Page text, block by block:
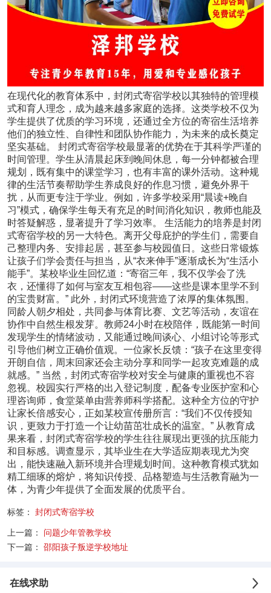
在现代化的教育体系中，封闭式寄宿学校以其独特的管理模
式和育人理念，成为越来越多家庭的选择。这类学校不仅为
学生提供了优质的学习环境，还通过全方位的寄宿生活培养
他们的独立性、自律性和团队协作能力，为未来的成长奠定
坚实基础。 封闭式寄宿学校最显著的优势在于其科学严谨的
时间管理。学生从清晨起床到晚间休息，每一分钟都被合理
规划，既有集中的课堂学习，也有丰富的课外活动。这种规
律的生活节奏帮助学生养成良好的作息习惯，避免外界干
扰，从而更专注于学业。例如，许多学校采用“晨读+晚自
习”模式，确保学生每天有充足的时间消化知识，教师也能及
时答疑解惑，显著提升了学习效率。 生活能力的培养是封闭
式寄宿学校的另一大特色。离开父母庇护的学生们，需要自
己整理内务、安排起居，甚至参与校园值日。这些日常锻炼
让孩子们学会责任与担当，从“衣来伸手”逐渐成长为“生活小
能手”。某校毕业生回忆道：“寄宿三年，我不仅学会了洗
衣，还懂得了如何与室友互相包容——这些是课本里学不到
的宝贵财富。” 此外，封闭式环境营造了浓厚的集体氛围。
同龄人朝夕相处，共同参与体育比赛、文艺等活动，友谊在
协作中自然生根发芽。教师24小时在校陪伴，既能第一时间
发现学生的情绪波动，又能通过晚间谈心、小组讨论等形式
引导他们树立正确价值观。一位家长反馈：“孩子在这里变得
开朗自信，周末回家还会主动分享和同学一起攻克难题的成
就感。” 当然，封闭式寄宿学校对安全与健康的重视也不容
忽视。校园实行严格的出入登记制度，配备专业医护室和心
理咨询师，食堂菜单由营养师科学搭配。这种全方位的守护
让家长倍感安心，正如某校宣传册所言：“我们不仅传授知
识，更致力于打造一个让幼苗茁壮成长的温室。” 从教育成
果来看，封闭式寄宿学校的学生往往展现出更强的抗压能力
和目标感。调查显示，其毕业生在大学适应期表现尤为突
出，能快速融入新环境并合理规划时间。这种教育模式犹如
精工细琢的熔炉，将知识传授、品格塑造与生活教育融为一
体，为青少年提供了全面发展的优质平台。
标签： 封闭式寄宿学校
上一篇：
问题少年管教学校
下一篇：
邵阳孩子叛逆学校地址
在线求助